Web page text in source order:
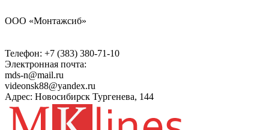
ООО «Монтажсиб»
Телефон: +7 (383) 380-71-10
Электронная почта:
mds-n@mail.ru
videonsk88@yandex.ru
Адрес: Новосибирск Тургенева, 144